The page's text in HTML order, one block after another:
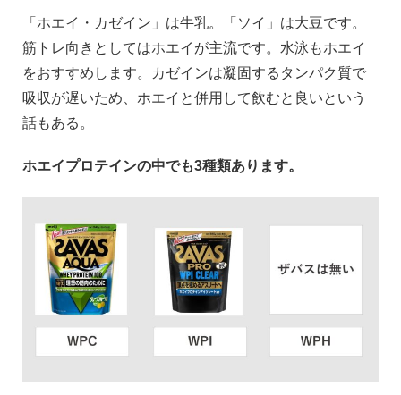
「ホエイ・カゼイン」は牛乳。「ソイ」は大豆です。
筋トレ向きとしてはホエイが主流です。水泳もホエイ
をおすすめします。カゼインは凝固するタンパク質で
吸収が遅いため、ホエイと併用して飲むと良いという
話もある。
ホエイプロテインの中でも3種類あります。